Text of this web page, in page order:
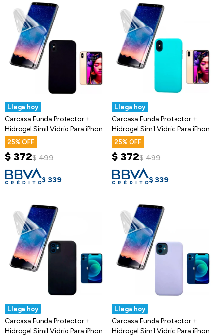
Llega hoy
Carcasa Funda Protector +
Hidrogel Simil Vidrio Para iPhone
X/XS
25
$ 372$ 499
$ 339
Llega hoy
Carcasa Funda Protector +
Hidrogel Simil Vidrio Para iPhone
X/XS
25
$ 372$ 499
$ 339
Llega hoy
Carcasa Funda Protector +
Hidrogel Simil Vidrio Para iPhone
Llega hoy
Carcasa Funda Protector +
Hidrogel Simil Vidrio Para iPhone